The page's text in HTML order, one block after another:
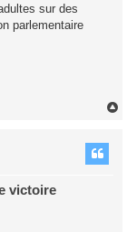
sur des
parlementaire
victoire